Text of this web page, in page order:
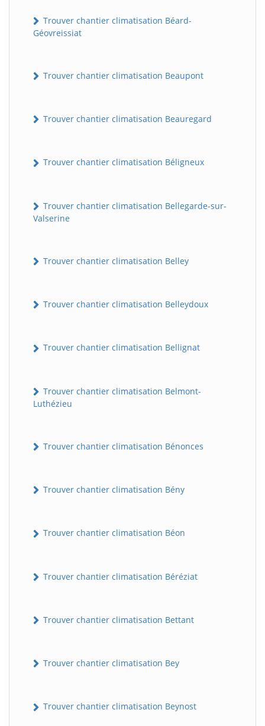
Trouver chantier climatisation Béard-
Géovreissiat
Trouver chantier climatisation Beaupont
Trouver chantier climatisation Beauregard
Trouver chantier climatisation Béligneux
Trouver chantier climatisation Bellegarde-sur-
Valserine
Trouver chantier climatisation Belley
Trouver chantier climatisation Belleydoux
Trouver chantier climatisation Bellignat
Trouver chantier climatisation Belmont-
Luthézieu
Trouver chantier climatisation Bénonces
Trouver chantier climatisation Bény
Trouver chantier climatisation Béon
Trouver chantier climatisation Béréziat
Trouver chantier climatisation Bettant
Trouver chantier climatisation Bey
Trouver chantier climatisation Beynost